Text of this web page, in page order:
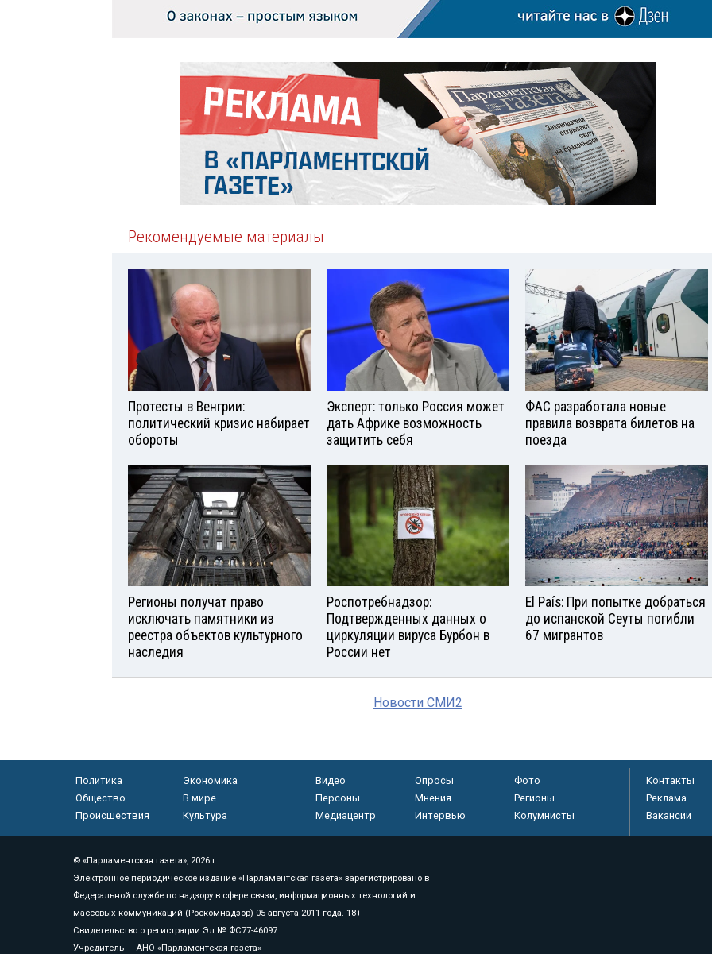
Рекомендуемые материалы
Протесты в Венгрии:
политический кризис набирает
обороты
Эксперт: только Россия может
дать Африке возможность
защитить себя
ФАС разработала новые
правила возврата билетов на
поезда
Регионы получат право
исключать памятники из
реестра объектов культурного
наследия
Роспотребнадзор:
Подтвержденных данных о
циркуляции вируса Бурбон в
России нет
El País: При попытке добраться
до испанской Сеуты погибли
67 мигрантов
Новости СМИ2
Политика
Экономика
Общество
В мире
Происшествия
Культура
Видео Опросы
Фото
Персоны
Мнения
Регионы
Медиацентр
Интервью Колумнисты
Контакты
Реклама
Вакансии
© «Парламентская газета», 2026 г.
Электронное периодическое издание «Парламентская газета» зарегистрировано в
Федеральной службе по надзору в сфере связи, информационных технологий и
массовых коммуникаций (Роскомнадзор) 05 августа 2011 года. 18+
Свидетельство о регистрации Эл № ФС77-46097
Учредитель — АНО «Парламентская газета»